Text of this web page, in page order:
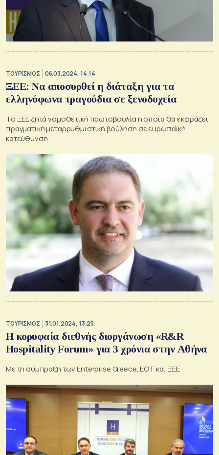
ΤΟΥΡΙΣΜΟΣ 06.03.2024, 14:14
ΞΕΕ: Να αποσυρθεί η διάταξη για τα
ελληνόφωνα τραγούδια σε ξενοδοχεία
Το ΞΕΕ ζητά νομοθετική πρωτοβουλία η οποία θα εκφράζει
πραγματική μεταρρυθμιστική βούληση σε ευρωπαϊκή
κατεύθυνση
ΤΟΥΡΙΣΜΟΣ 31.01.2024, 13:25
Η κορυφαία διεθνής διοργάνωση «R&R
Hospitality Forum» για 3 χρόνια στην Αθήνα
Με τη σύμπραξη των Enterprise Greece, ΕΟΤ και ΞΕΕ